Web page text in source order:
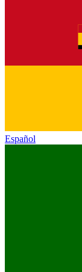
Español